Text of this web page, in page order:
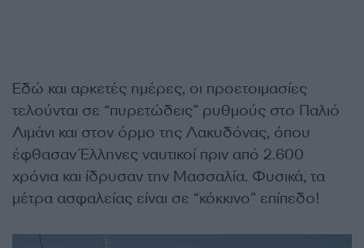
Εδώ και αρκετές ημέρες, οι προετοιμασίες
τελούνται σε “πυρετώδεις” ρυθμούς στο Παλιό
Λιμάνι και στον όρμο της Λακυδόνας, όπου
έφθασαν Έλληνες ναυτικοί πριν από 2.600
χρόνια και ίδρυσαν την Μασσαλία. Φυσικά, τα
μέτρα ασφαλείας είναι σε “κόκκινο” επίπεδο!